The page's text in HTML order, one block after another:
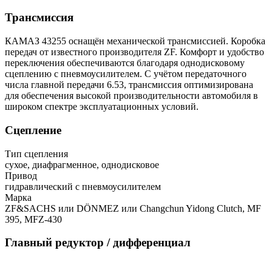
Трансмиссия
КАМАЗ 43255 оснащён механической трансмиссией. Коробка
передач от известного производителя ZF. Комфорт и удобство
переключения обеспечиваются благодаря однодисковому
сцеплению с пневмоусилителем. С учётом передаточного
числа главной передачи 6.53, трансмиссия оптимизирована
для обеспечения высокой производительности автомобиля в
широком спектре эксплуатационных условий.
Сцепление
Тип сцепления
сухое, диафрагменное, однодисковое
Привод
гидравлический с пневмоусилителем
Марка
ZF&SACHS или DÖNMEZ или Changchun Yidong Clutch, MF
395, MFZ-430
Главный редуктор / дифференциал